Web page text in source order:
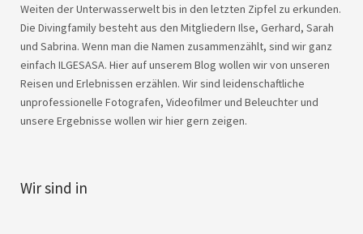
Weiten der Unterwasserwelt bis in den letzten Zipfel zu erkunden.
Die Divingfamily besteht aus den Mitgliedern Ilse, Gerhard, Sarah
und Sabrina. Wenn man die Namen zusammenzählt, sind wir ganz
einfach ILGESASA. Hier auf unserem Blog wollen wir von unseren
Reisen und Erlebnissen erzählen. Wir sind leidenschaftliche
unprofessionelle Fotografen, Videofilmer und Beleuchter und
unsere Ergebnisse wollen wir hier gern zeigen.
Wir sind in